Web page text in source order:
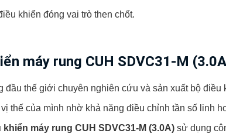
khiển đóng vai trò then chốt.
máy rung CUH SDVC31-M
đầu thế giới chuyên nghiên cứu và sản xuất bộ điều
thế của mình nhờ khả năng điều chỉnh tần số linh
khiển máy rung CUH SDVC31-M (3.0A) sử dụng